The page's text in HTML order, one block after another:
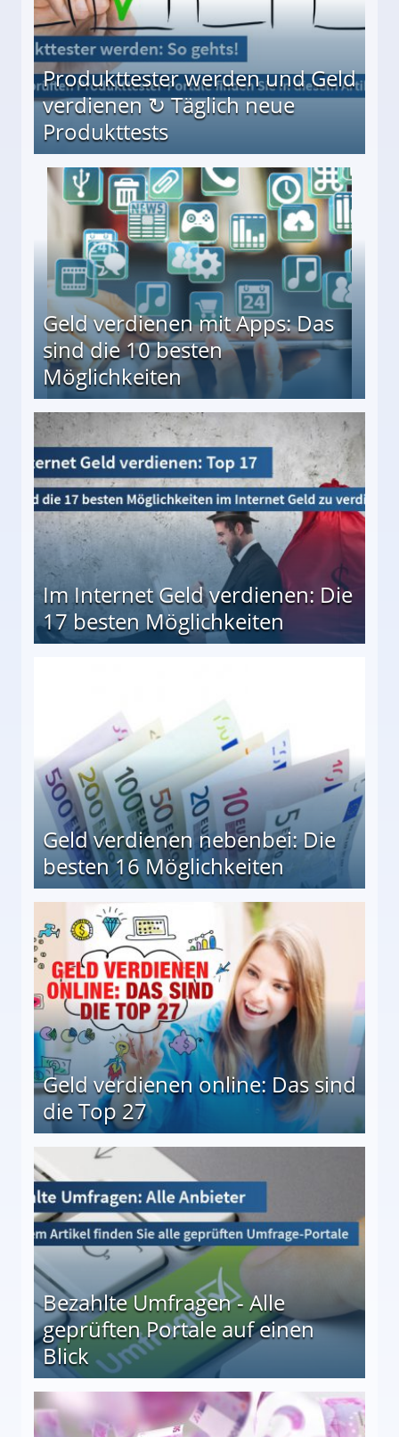
Produkttester werden und Geld
verdienen ↻ Täglich neue
Produkttests
↻ Täglich neue Produkttests
Geld verdienen mit Apps: Das
sind die 10 besten
Möglichkeiten
besten Möglichkeiten
Im Internet Geld verdienen: Die
17 besten Möglichkeiten
Geld verdienen nebenbei: Die
besten 16 Möglichkeiten
Geld verdienen online: Das sind
die Top 27
Bezahlte Umfragen - Alle
geprüften Portale auf einen
Blick
auf einen Blick